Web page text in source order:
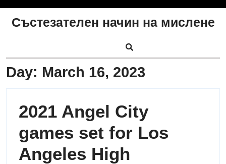
contentСъстезателен начин на мислене
Day: March 16, 2023
2021 Angel City
games set for Los
Angeles High